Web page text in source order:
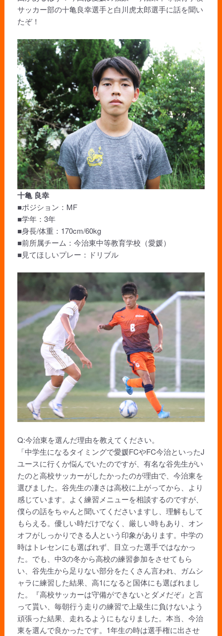
サッカー部の十亀良幸選手と白川虎太郎選手に話を聞い
たぞ！
十亀 良幸
■ポジション：MF
■学年：3年
■身長/体重：170cm/60kg
■前所属チーム：今治東中等教育学校（愛媛）
■見てほしいプレー：ドリブル
Q:今治東を選んだ理由を教えてください。
「中学生になるタイミングで愛媛FCやFC今治といったJ
ユースに行くか悩んでいたのですが、有名な谷先生がい
たのと高校サッカーがしたかったのが理由で、今治東を
選びました。谷先生の凄さは高校に上がってから、より
感じています。よく練習メニューを相談するのですが、
僕らの話をちゃんと聞いてくださいますし、理解もして
もらえる。優しい時だけでなく、厳しい時もあり、オン
オフがしっかりできる人という印象があります。中学の
時はトレセンにも選ばれず、目立った選手ではなかっ
た。でも、中3の冬から高校の練習参加をさせてもら
い、谷先生から足りない部分をたくさん言われ、ガムシ
ャラに練習した結果、高1になると国体にも選ばれまし
た。『高校サッカーは守備ができないとダメだぞ』と言
って貰い、毎朝行う走りの練習で上級生に負けないよう
頑張った結果、走れるようにもなりました。本当、今治
東を選んで良かったです。1年生の時は選手権に出させ